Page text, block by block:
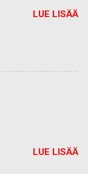
LUE LISÄÄ
LUE LISÄÄ